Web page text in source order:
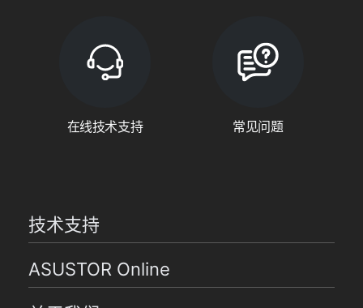
在线技术支持 常见问题
技术支持
ASUSTOR Online